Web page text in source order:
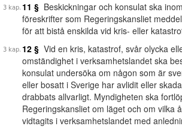
11 § Beskickningar och konsulat ska
föreskrifter som Regeringskansliet
för att bistå enskilda vid kris- eller
12 § Vid en kris, katastrof, svår olycka
omständighet i verksamhetslandet ska
konsulat undersöka om någon som är
eller bosatt i Sverige har avlidit eller
drabbats allvarligt. Myndigheten ska
Regeringskansliet om läget och om vilka
vidtagits i verksamhetslandet med